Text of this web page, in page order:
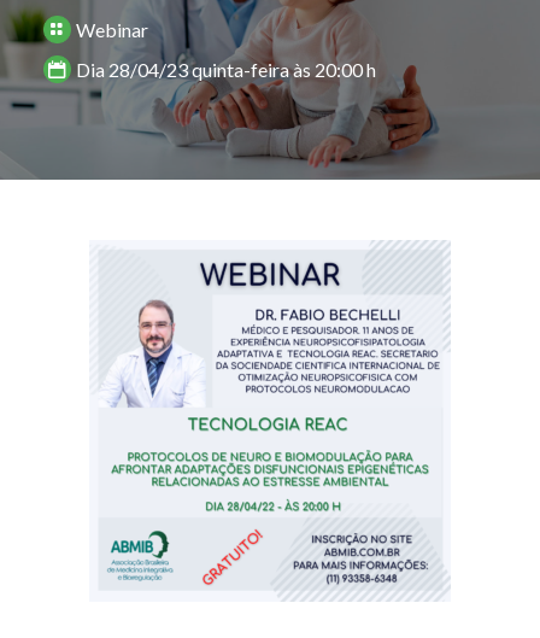
Webinar
Dia 28/04/23 quinta-feira às 20:00 h